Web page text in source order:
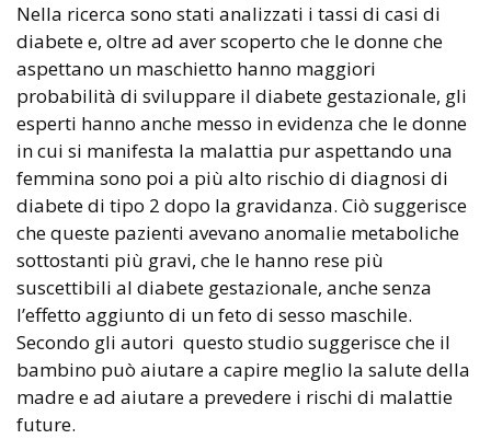
Nella ricerca sono stati analizzati i tassi di casi di
diabete e, oltre ad aver scoperto che le donne che
aspettano un maschietto hanno maggiori
probabilità di sviluppare il diabete gestazionale, gli
esperti hanno anche messo in evidenza che le donne
in cui si manifesta la malattia pur aspettando una
femmina sono poi a più alto rischio di diagnosi di
diabete di tipo 2 dopo la gravidanza. Ciò suggerisce
che queste pazienti avevano anomalie metaboliche
sottostanti più gravi, che le hanno rese più
suscettibili al diabete gestazionale, anche senza
l’effetto aggiunto di un feto di sesso maschile.
Secondo gli autori questo studio suggerisce che il
bambino può aiutare a capire meglio la salute della
madre e ad aiutare a prevedere i rischi di malattie
future.